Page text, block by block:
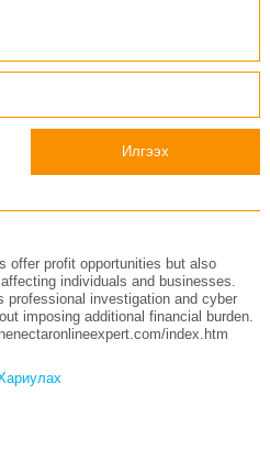
Илгээх
offer profit opportunities but also
individuals and businesses.
professional investigation and cyber
imposing additional financial burden.
index.htm